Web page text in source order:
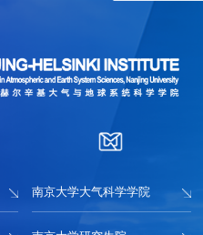
南京大学大气科学学院